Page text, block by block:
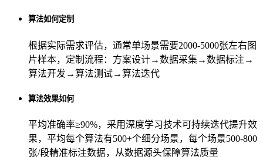
算法如何定制
根据实际需求评估，通常单场景需要2000-5000张左右图
片样本，定制流程：方案设计→数据采集→数据标注→
算法开发→算法测试→算法迭代
算法效果如何
平均准确率≥90%，采用深度学习技术可持续迭代提升效
果，平均每个算法有500+个细分场景，每个场景500-800
张/段精准标注数据，从数据源头保障算法质量